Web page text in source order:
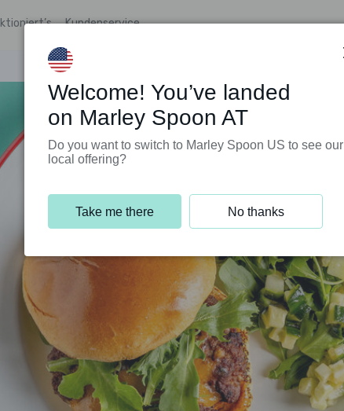
Kundenservice
Welcome! You’ve landed
on Marley Spoon AT
Do you want to switch to Marley Spoon US to see our
local offering?
Take me there No thanks